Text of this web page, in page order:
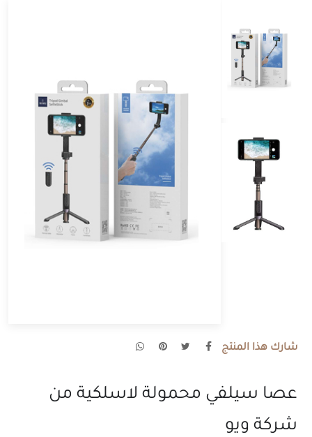
شارك هذا المنتج
عصا سيلفي محمولة لاسلكية من
شركة ويو